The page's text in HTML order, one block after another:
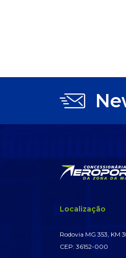
Localização
Rodovia MG 353, KM
CEP: 36152-000